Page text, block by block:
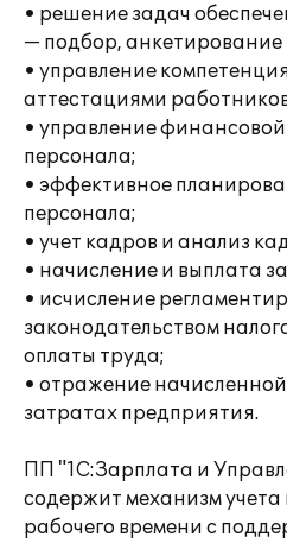
• решение задач
— подбор, анкетирование
• управление
аттестациями
• управление
персонала;
• эффективное
персонала;
• учет кадров и анализ
• начисление и выплата
• исчисление
законодательством
оплаты труда;
• отражение
затратах предприятия.
ПП "1С:Зарплата и
содержит механизм учета
рабочего времени с